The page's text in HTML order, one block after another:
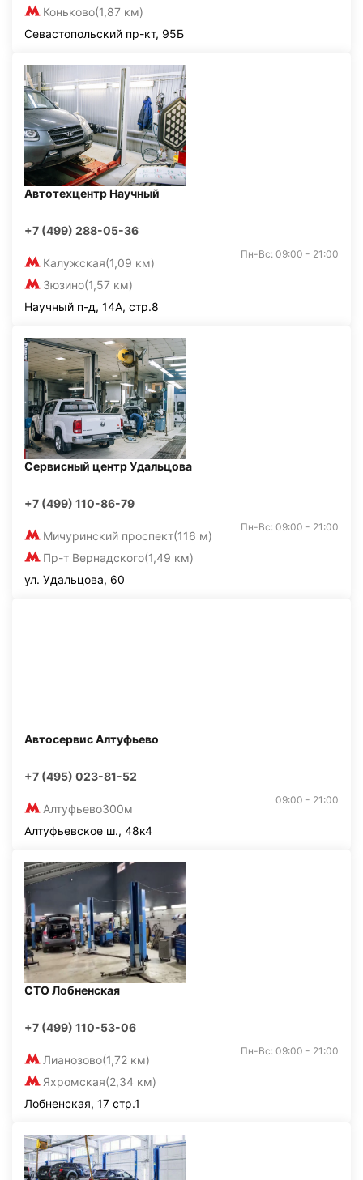
Коньково(1,87 км)
Севастопольский пр-кт, 95Б
Автотехцентр Научный
+7 (499) 288-05-36
Калужская(1,09 км)
Зюзино(1,57 км)
Пн-Вс: 09:00 - 21:00
Научный п-д, 14А, стр.8
Сервисный центр Удальцова
+7 (499) 110-86-79
Мичуринский проспект(116 м)
Пр-т Вернадского(1,49 км)
Пн-Вс: 09:00 - 21:00
ул. Удальцова, 60
Автосервис Алтуфьево
+7 (495) 023-81-52
Алтуфьево300м
09:00 - 21:00
Алтуфьевское ш., 48к4
СТО Лобненская
+7 (499) 110-53-06
Лианозово(1,72 км)
Яхромская(2,34 км)
Пн-Вс: 09:00 - 21:00
Лобненская, 17 стр.1